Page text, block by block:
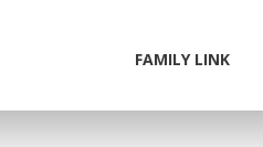
FAMILY LINK